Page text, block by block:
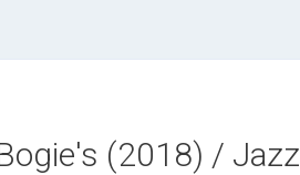
(2018) / Jazz